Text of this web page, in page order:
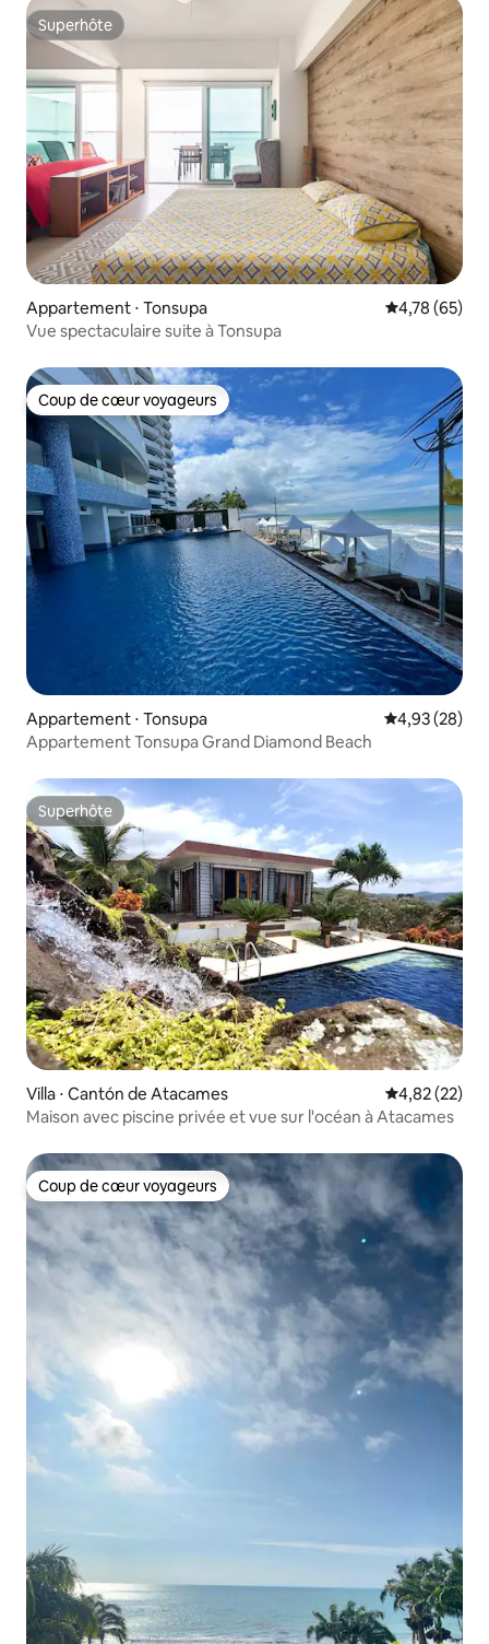
Superhôte
Superhôte
Appartement ⋅ Tonsupa Évaluation
4,78 (65)
Vue spectaculaire suite à Tonsupa
Coup de cœur voyageurs
Coup de cœur voyageurs
Appartement ⋅ Tonsupa Évaluation
4,93 (28)
Appartement Tonsupa Grand Diamond Beach
Superhôte
Superhôte
Villa ⋅ Cantón de Atacames Évaluation
4,82 (22)
Maison avec piscine privée et vue sur l'océan à Atacames
Coup de cœur voyageurs
Coup de cœur voyageurs